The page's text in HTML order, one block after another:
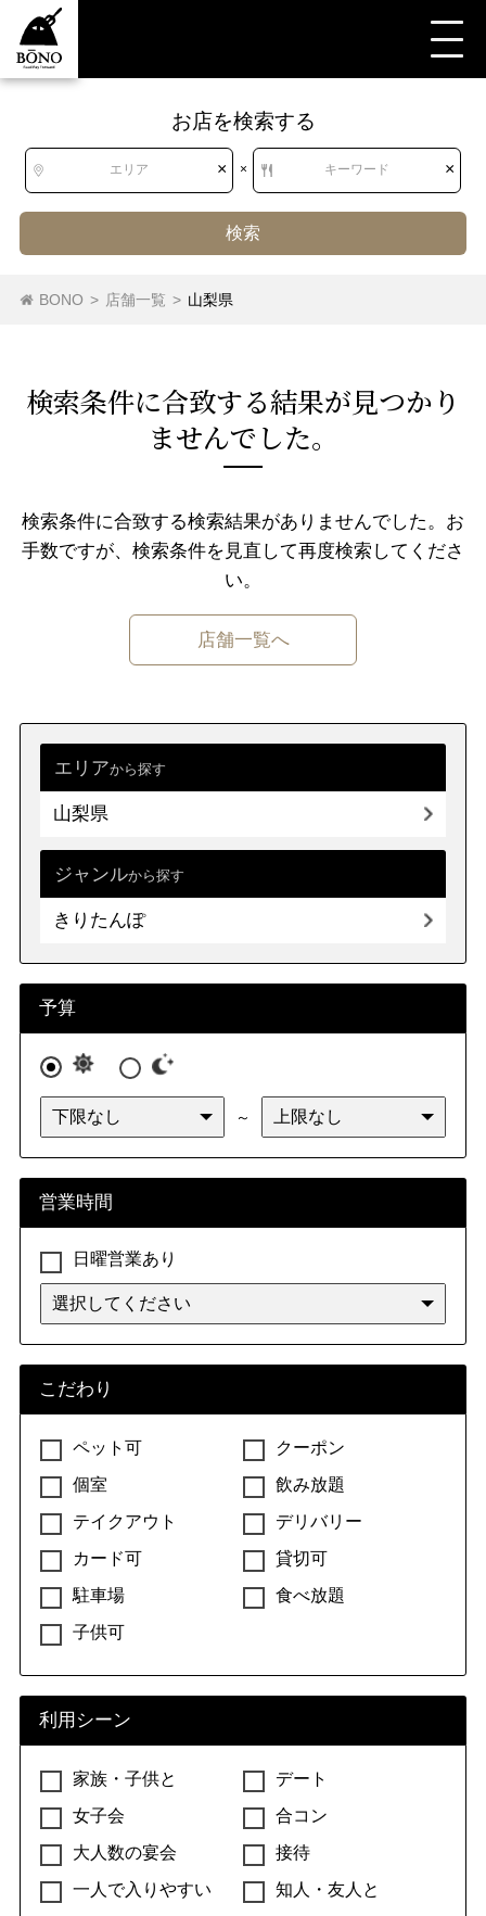
お店を検索する
エリア × × キーワード ×
検索
BONO > 店舗一覧 > 山梨県
エリアから探す
山梨県
すべて 山梨県
北海道 北海道
山形県 福島県
栃木県
山梨県 長野県 岐阜県
愛知県
兵庫県
中国 広島県
山口県
四国 高知県
九州・沖縄 福岡県 佐賀県 長崎県 熊本県
大分県 宮崎県 鹿児島県
沖縄県
ジャンルから探す
きりたんぽ
すべて 和食 郷土料理 きりたんぽ
沖縄料理 きりたんぽ
予算
～
営業時間
日曜営業あり
こだわり
ペット可
クーポン
個室
飲み放題
テイクアウト
デリバリー
カード可
貸切可
駐車場
食べ放題
子供可
利用シーン
家族・子供と
デート
女子会
合コン
大人数の宴会
接待
一人で入りやすい
知人・友人と
検索条件に合致する結果が⾒つかり
ませんでした。
検索条件に合致する検索結果がありませんでした。 お
手数ですが、検索条件を⾒直して再度検索してくださ
い。
店舗一覧へ